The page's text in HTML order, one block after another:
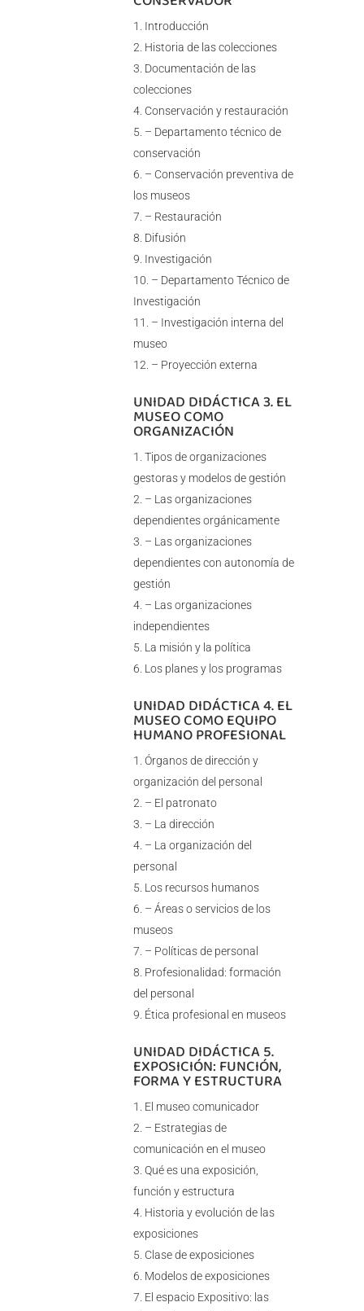
Introducción
Historia de las colecciones
Documentación de las
colecciones
Conservación y restauración
– Departamento técnico de
conservación
– Conservación preventiva de
los museos
– Restauración
Difusión
Investigación
– Departamento Técnico de
Investigación
– Investigación interna del
museo
– Proyección externa
UNIDAD DIDÁCTICA 3. EL
MUSEO COMO
ORGANIZACIÓN
Tipos de organizaciones
gestoras y modelos de gestión
– Las organizaciones
dependientes orgánicamente
– Las organizaciones
dependientes con autonomía de
gestión
– Las organizaciones
independientes
La misión y la política
Los planes y los programas
UNIDAD DIDÁCTICA 4. EL
MUSEO COMO EQUIPO
HUMANO PROFESIONAL
Órganos de dirección y
organización del personal
– El patronato
– La dirección
– La organización del
personal
Los recursos humanos
– Áreas o servicios de los
museos
– Políticas de personal
Profesionalidad: formación
del personal
Ética profesional en museos
UNIDAD DIDÁCTICA 5.
EXPOSICIÓN: FUNCIÓN,
FORMA Y ESTRUCTURA
El museo comunicador
– Estrategias de
comunicación en el museo
Qué es una exposición,
función y estructura
Historia y evolución de las
exposiciones
Clase de exposiciones
Modelos de exposiciones
El espacio Expositivo: las